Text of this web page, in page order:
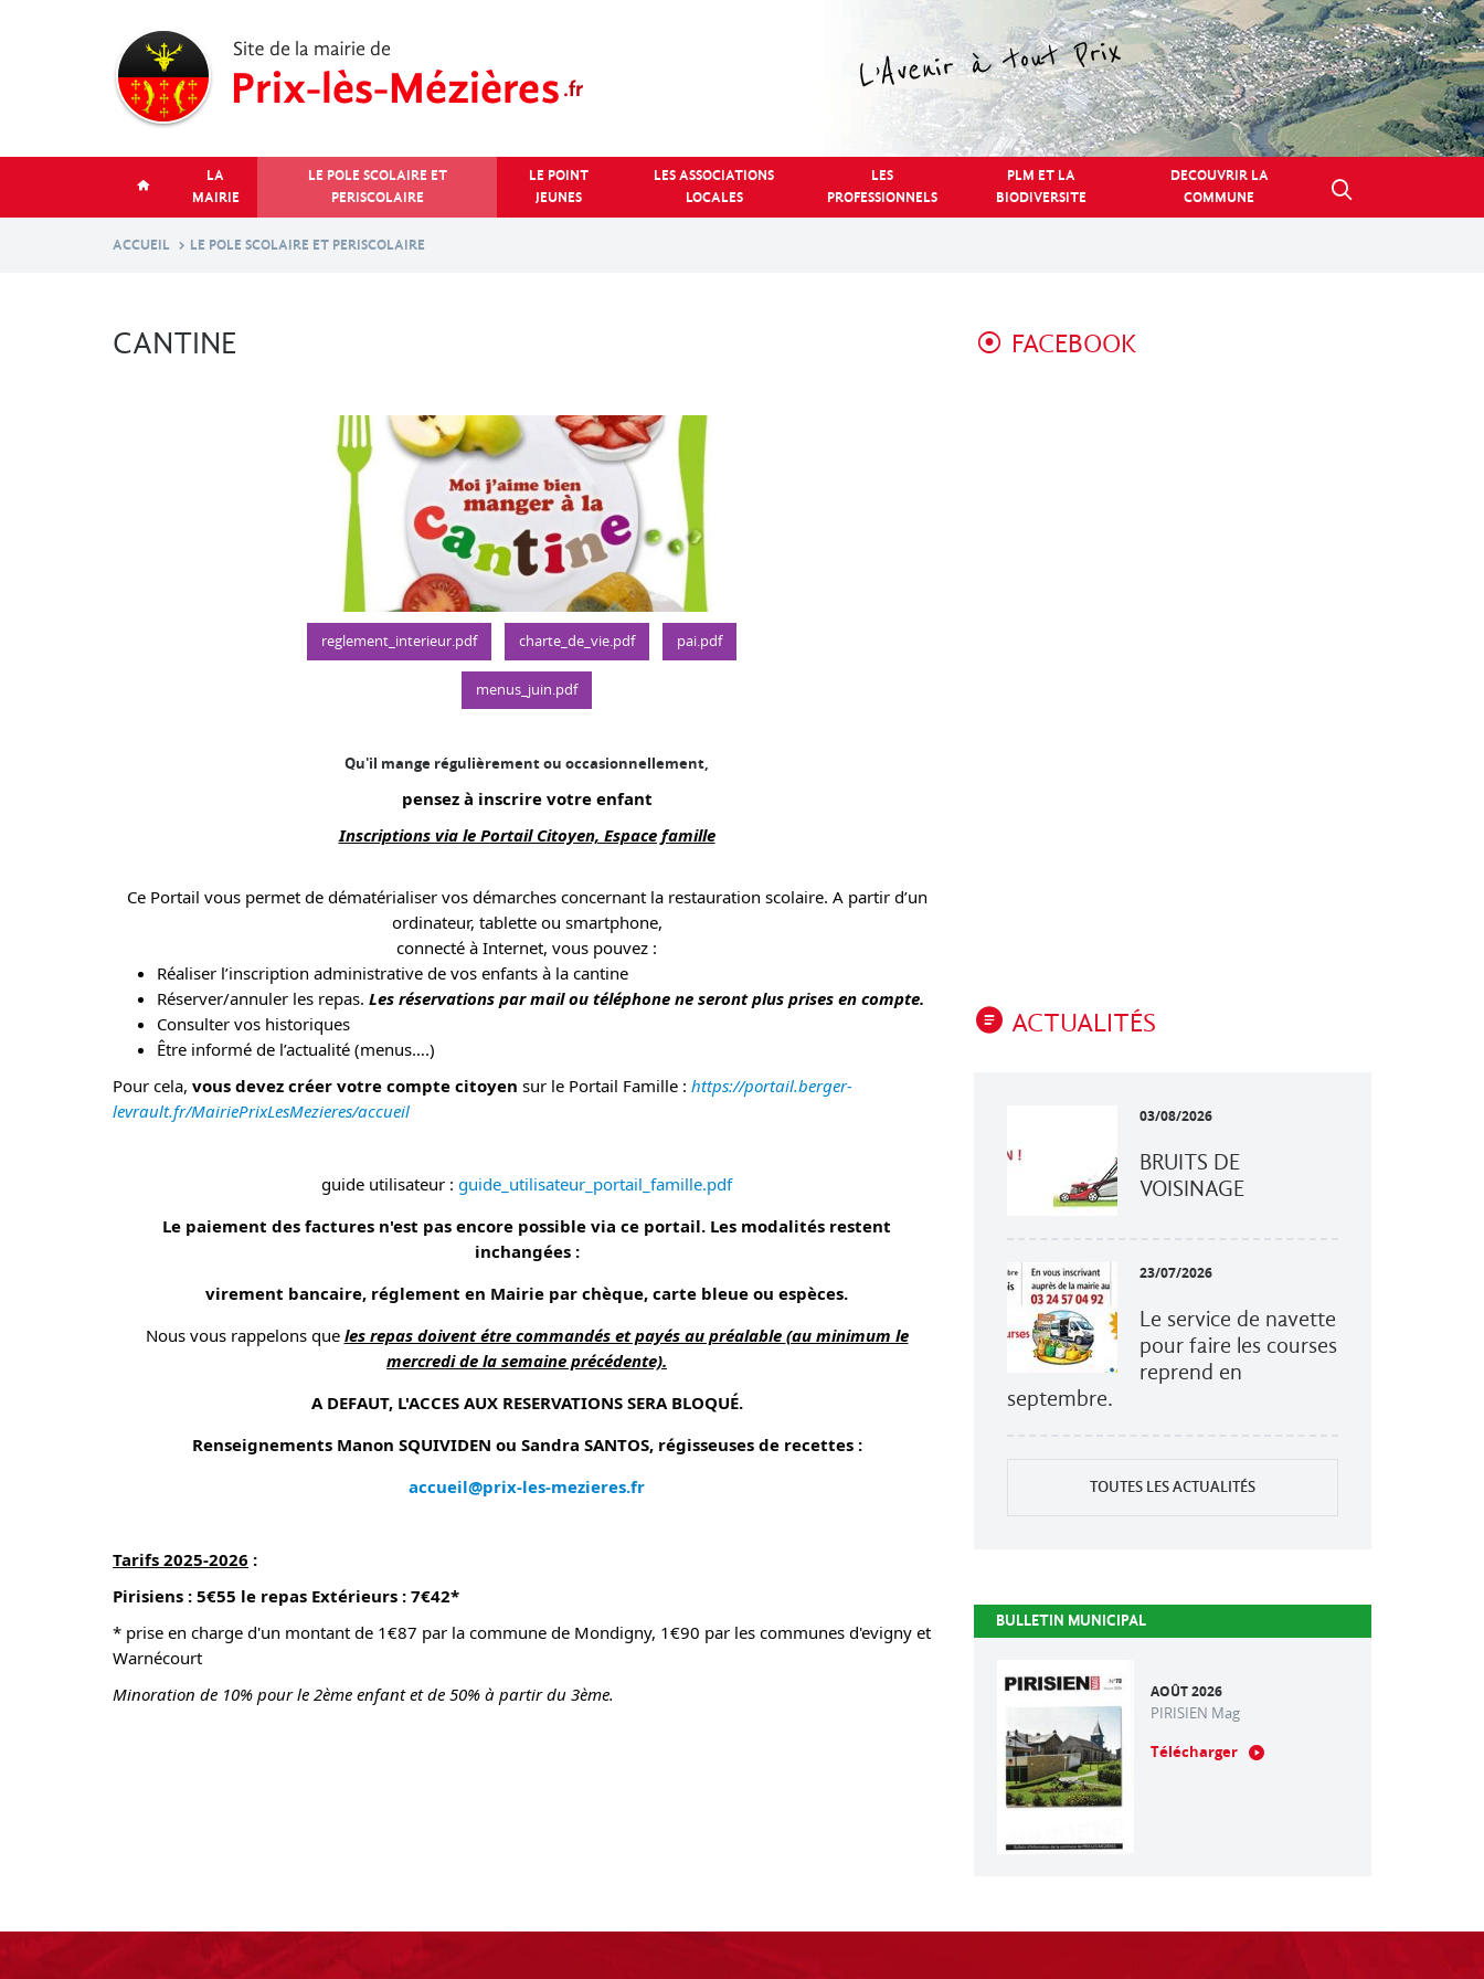
LA
MAIRIE
LE POLE SCOLAIRE ET
PERISCOLAIRE
LE POINT
JEUNES
LES ASSOCIATIONS
LOCALES
LES
PROFESSIONNELS
PLM ET LA
BIODIVERSITE
DECOUVRIR LA
COMMUNE
ACCUEIL LE POLE SCOLAIRE ET PERISCOLAIRE
CANTINE
reglement_interieur.pdf charte_de_vie.pdf pai.pdf
menus_juin.pdf
Qu'il mange régulièrement ou occasionnellement,
pensez à inscrire votre enfant
Inscriptions via le Portail Citoyen, Espace famille
Ce Portail vous permet de dématérialiser vos démarches concernant la restauration scolaire. A partir d’un
ordinateur, tablette ou smartphone,
connecté à Internet, vous pouvez :
Réaliser l’inscription administrative de vos enfants à la cantine
Réserver/annuler les repas. Les réservations par mail ou téléphone ne seront plus prises en compte.
Consulter vos historiques
Être informé de l’actualité (menus….)
Pour cela, vous devez créer votre compte citoyen sur le Portail Famille : https://portail.berger-
levrault.fr/MairiePrixLesMezieres/accueil
guide utilisateur : guide_utilisateur_portail_famille.pdf
Le paiement des factures n'est pas encore possible via ce portail. Les modalités restent
inchangées :
virement bancaire, réglement en Mairie par chèque, carte bleue ou espèces.
Nous vous rappelons que les repas doivent étre commandés et payés au préalable (au minimum le
mercredi de la semaine précédente).
A DEFAUT, L'ACCES AUX RESERVATIONS SERA BLOQUÉ.
Renseignements Manon SQUIVIDEN ou Sandra SANTOS, régisseuses de recettes :
accueil@prix-les-mezieres.fr
Tarifs 2025-2026 :
Pirisiens : 5€55 le repas Extérieurs : 7€42*
* prise en charge d'un montant de 1€87 par la commune de Mondigny, 1€90 par les communes d'evigny et
Warnécourt
Minoration de 10% pour le 2ème enfant et de 50% à partir du 3ème.
FACEBOOK
ACTUALITÉS
03/08/2026
BRUITS DE
VOISINAGE
23/07/2026
Le service de navette
pour faire les courses
reprend en
septembre.
TOUTES LES ACTUALITÉS
BULLETIN MUNICIPAL
AOÛT 2026
PIRISIEN Mag
Télécharger